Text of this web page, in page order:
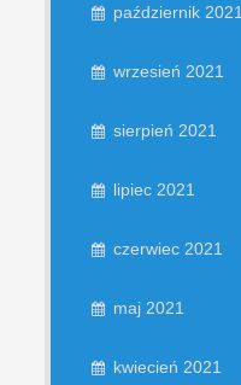
październik 2021
wrzesień 2021
sierpień 2021
lipiec 2021
czerwiec 2021
maj 2021
kwiecień 2021